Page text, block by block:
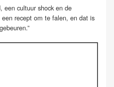
een cultuur shock en de
recept om te falen, en dat is